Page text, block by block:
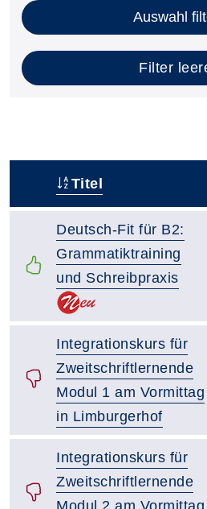
Auswahl
Filter
Titel
Deutsch-Fit für B2:
Grammatiktraining
und Schreibpraxis
Integrationskurs für
Zweitschriftlernende
Modul 1 am Vormittag
in Limburgerhof
Integrationskurs für
Zweitschriftlernende
Modul 2 am Vormittag